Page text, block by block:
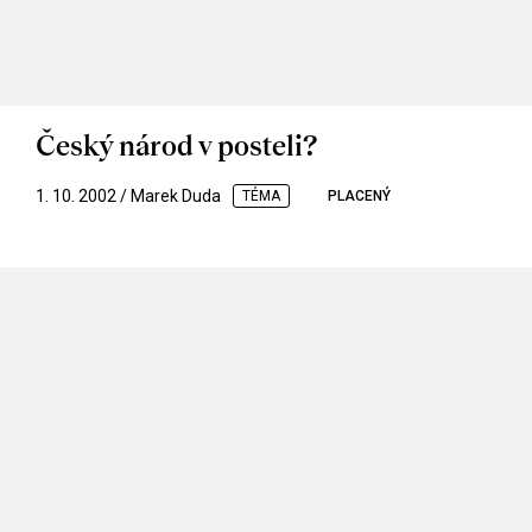
Český národ v posteli?
1. 10. 2002 / Marek Duda TÉMA PLACENÝ